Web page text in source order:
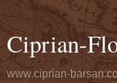
Ciprian-
www.ciprian-